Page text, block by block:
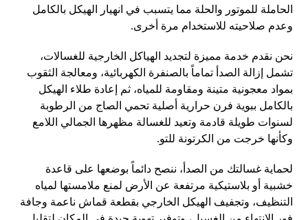
الحاملة للموتور والحلة مما يتسبب في انهيار الهيكل بالكامل
وعدم صلاحيته للاستخدام مرة أخرى.
نحن نقدم خدمة مميزة لتجديد الهياكل الخارجية للغسالات،
تشمل إزالة الصدأ تماماً بالصنفرة الكهربائية، ومعالجة الثقوب
بمواد معجونية متينة ومقاومة للمياه، ثم إعادة طلاء الهيكل
بالكامل ببوية فرن حرارية أصلية تحمي الصاج من الرطوبة
لسنوات طويلة قادمة وتعيد للغسالة مظهرها الجمالي اللامع
وكأنها خرجت من الكرتونة للتو.
لحماية غسالتك من الصدأ، ننصح دائماً بوضعها على قاعدة
خشبية أو بلاستيكية مرتفعة عن الأرض لمنع ملامستها لمياه
التنظيف، وتجفيف الهيكل الخارجي بقطعة قماش ناعمة وجافة